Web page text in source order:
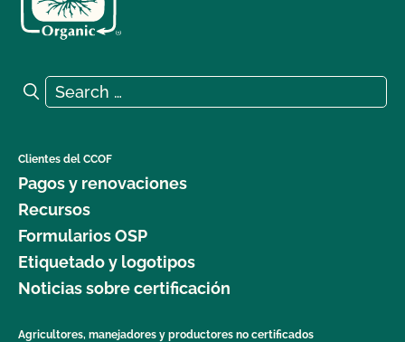
Search for:
Search
Clientes del CCOF
Pagos y renovaciones
Recursos
Formularios OSP
Etiquetado y logotipos
Noticias sobre certificación
Agricultores, manejadores y productores no certificados